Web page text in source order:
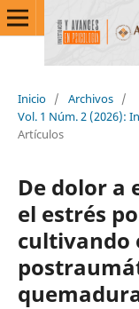
Inicio / Archivos /
Vol. 1 Núm. 2 (2026):
Artículos
De dolor a
el estrés
cultivando